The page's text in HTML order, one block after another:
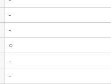
-
-
○
-
-